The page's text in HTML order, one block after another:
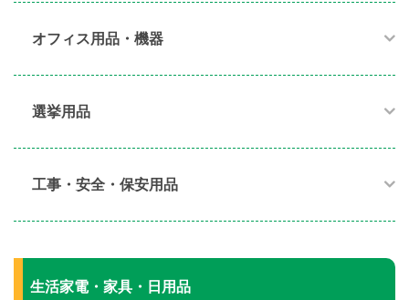
オフィス用品・機器​
選挙用品
工事・安全・保安用品
生活家電・家具・日用品